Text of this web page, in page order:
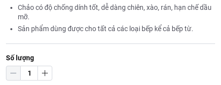
Chảo có độ chống dính tốt, dễ dàng chiên, xào, rán, hạn chế dầu
mỡ.
Sản phẩm dùng được cho tất cả các loại bếp kể cả bếp từ.
Số lượng